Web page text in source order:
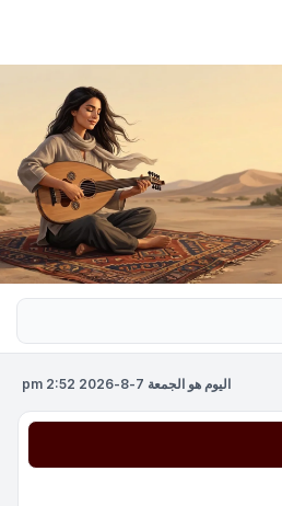
اليوم هو الجمعة 7-8-2026 2:52 pm